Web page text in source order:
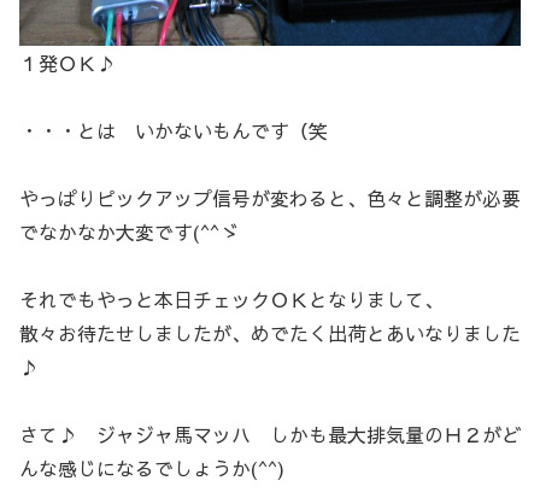
１発ＯＫ♪
・・・とは いかないもんです（笑
やっぱりピックアップ信号が変わると、色々と調整が必要
でなかなか大変です(^^ゞ
それでもやっと本日チェックＯＫとなりまして、
散々お待たせしましたが、めでたく出荷とあいなりました
♪
さて♪ ジャジャ馬マッハ しかも最大排気量のＨ２がど
んな感じになるでしょうか(^^)